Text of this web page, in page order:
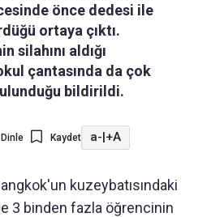
önce dedesi ile
ortaya çıktı.
silahını aldığı
çantasında da çok
bildirildi.
Dinle Kaydet a-|+A
kuzeybatısındaki
3 binden fazla öğrencinin